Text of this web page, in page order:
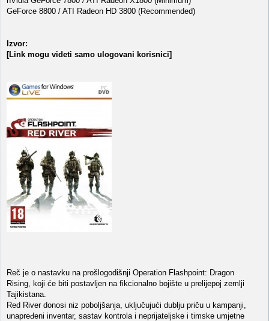
GeForce 8800 / ATI Radeon HD 3800 (Recommended)
Izvor:
[Link mogu videti samo ulogovani korisnici]
Reč je o nastavku na prošlogodišnji Operation Flashpoint: Dragon
Rising, koji će biti postavljen na fikcionalno bojište u prelijepoj zemlji
Tajikistana.
Red River donosi niz poboljšanja, uključujući dublju priču u kampanji,
unapređeni inventar, sastav kontrola i neprijateljske i timske umjetne